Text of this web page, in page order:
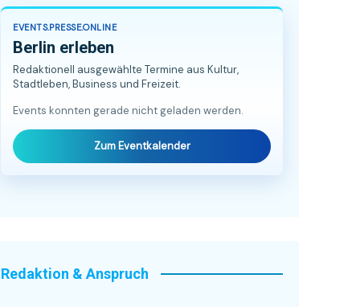
EVENTS.PRESSE.ONLINE
Berlin erleben
Redaktionell ausgewählte Termine aus Kultur,
Stadtleben, Business und Freizeit.
Events konnten gerade nicht geladen werden.
Zum Eventkalender
Redaktion & Anspruch